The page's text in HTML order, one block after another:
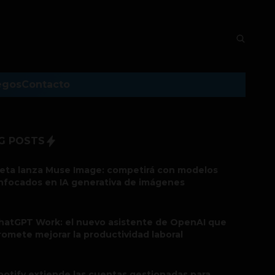
POSTS
lanza Muse Image: competirá con modelos
en IA generativa de imágenes
Work: el nuevo asistente de OpenAI que
mejorar la productividad laboral